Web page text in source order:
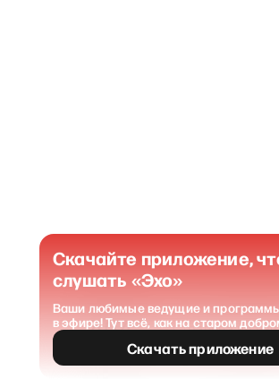
404 Страница не
Скачайте приложение,
слушать «Эхо»
Ваши любимые ведущие и
в эфире! Тут всё, как на старом
Скачать приложение